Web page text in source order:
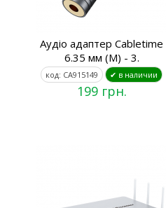
Аудіо адаптер Cabletime
6.35 мм (M) - 3.
код: CA915149 ✔ в наличии
199 грн.